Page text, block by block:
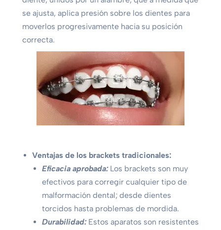
se ajusta, aplica presión sobre los dientes para
moverlos progresivamente hacia su posición
correcta.
Ventajas de los brackets tradicionales:
Eficacia aprobada: Los brackets son muy
efectivos para corregir cualquier tipo de
malformación dental; desde dientes
torcidos hasta problemas de mordida.
Durabilidad: Estos aparatos son resistentes